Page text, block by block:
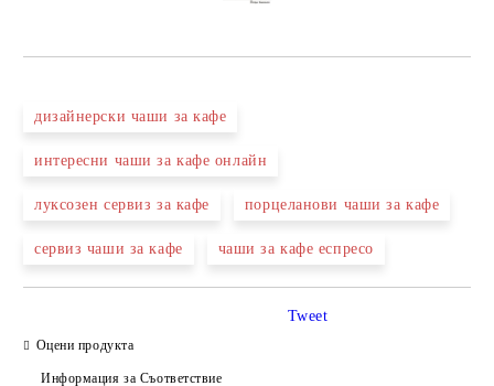
дизайнерски чаши за кафе
интересни чаши за кафе онлайн
луксозен сервиз за кафе порцеланови чаши за кафе
сервиз чаши за кафе чаши за кафе еспресо
Оцени продукта
Информация за Съответствие
Tweet